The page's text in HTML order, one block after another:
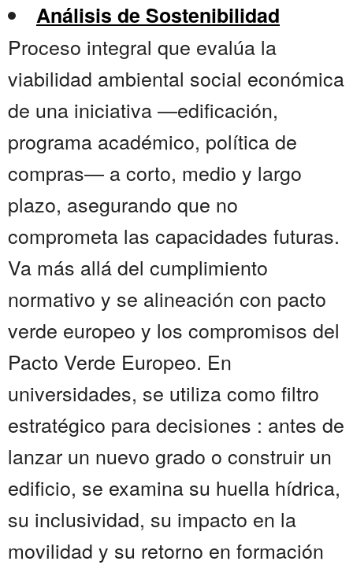
Análisis de Sostenibilidad
Proceso integral que evalúa la
viabilidad ambiental social económica
de una iniciativa —edificación,
programa académico, política de
compras— a corto, medio y largo
plazo, asegurando que no
comprometa las capacidades futuras.
Va más allá del cumplimiento
normativo y se alineación con pacto
verde europeo y los compromisos del
Pacto Verde Europeo. En
universidades, se utiliza como filtro
estratégico para decisiones : antes de
lanzar un nuevo grado o construir un
edificio, se examina su huella hídrica,
su inclusividad, su impacto en la
movilidad y su retorno en formación